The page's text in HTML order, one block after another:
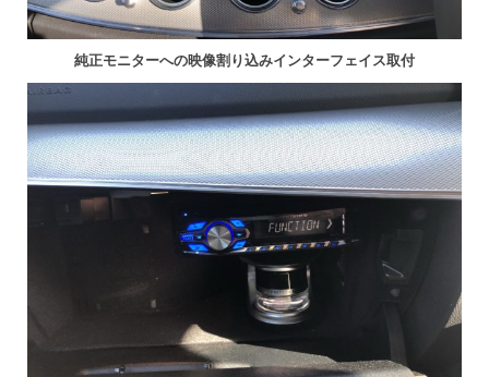
純正モニターへの映像割り込みインターフェイス取付